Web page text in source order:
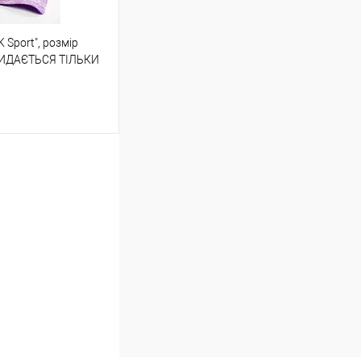
протягом 2-5 днів
оплачує
фото), колір та
Sport", розмір
ТІЛЬКИ